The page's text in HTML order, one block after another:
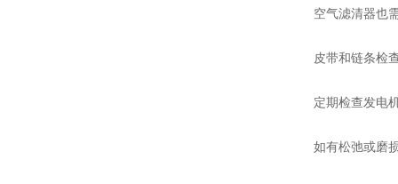
空气滤清器也需
皮带和链条检
定期检查发电机
如有松弛或磨损